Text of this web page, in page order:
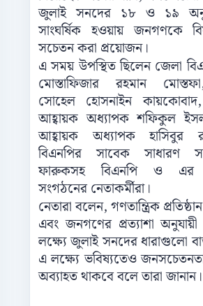
জুলাই সনদের ১৮ ও ১৯
সাংঘর্ষিক হওয়ায় জনগণকে
সচেতন করা প্রয়োজন।
এ সময় উপস্থিত ছিলেন জেলা
মোস্তাফিজার রহমান
সোহেল হোসনাইন
আহ্বায়ক অধ্যাপক শফিকুল
আহ্বায়ক অধ্যাপক হাসিবুর
বিএনপির সাবেক সাধারণ
ফারুকসহ বিএনপি ও এর
সংগঠনের নেতাকর্মীরা।
নেতারা বলেন, গণতান্ত্রিক
এবং জনগণের প্রত্যাশা অনুযায়ী
লক্ষ্যে জুলাই সনদের ধারাগুলো
এ লক্ষ্যে ভবিষ্যতেও
অব্যাহত থাকবে বলে তারা জানান।